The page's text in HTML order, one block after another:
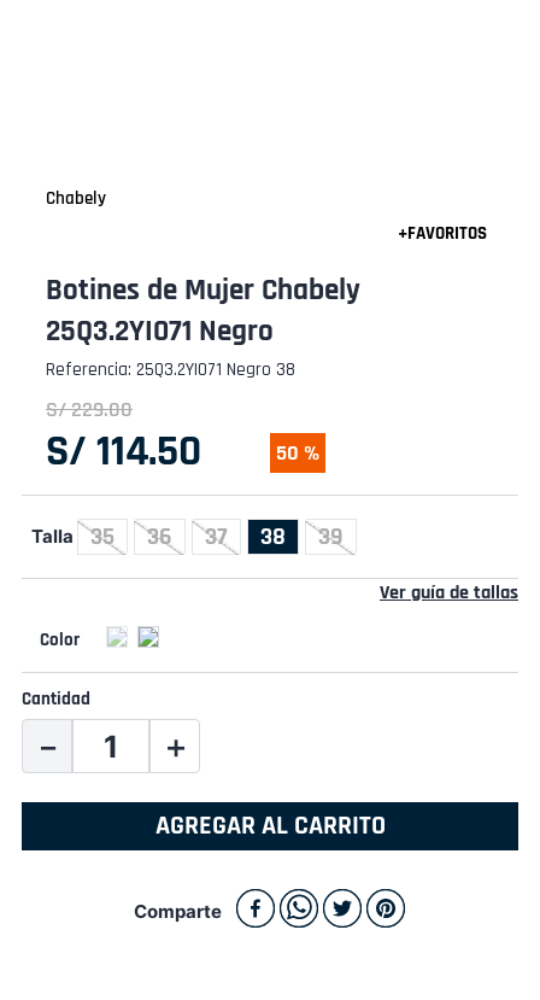
Chabely
Botines de Mujer Chabely
25Q3.2YI071 Negro
Referencia: 25Q3.2YI071 Negro 38
S/229.00
S/ 114.50 50 %
Talla 35 36 37 38 39
Ver guía de tallas
Cantidad
＋
－
AGREGAR AL CARRITO
Comparte